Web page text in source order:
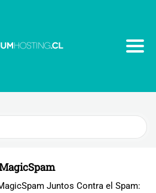
Juntos Contra el Spam: